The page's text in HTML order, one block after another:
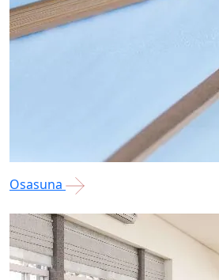
Osasuna